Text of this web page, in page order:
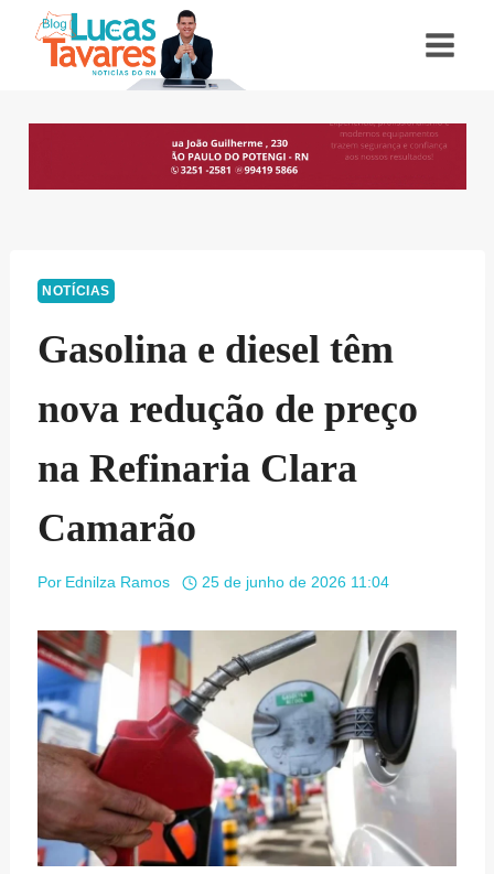
NOTÍCIAS
Gasolina e diesel têm
nova redução de preço
na Refinaria Clara
Camarão
Por Ednilza Ramos 25 de junho de 2026 11:04